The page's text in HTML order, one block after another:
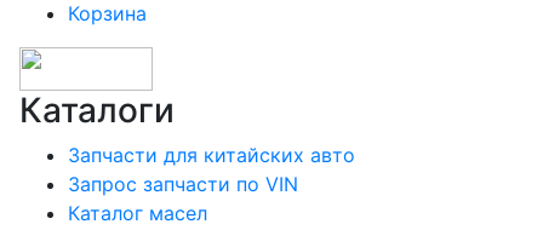
Корзина
Каталоги
Запчасти для китайских авто
Запрос запчасти по VIN
Каталог масел